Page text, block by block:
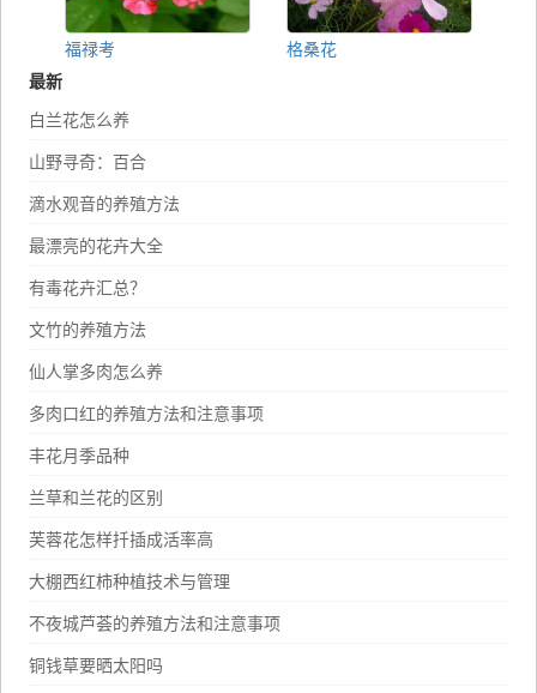
福禄考
格桑花
最新
白兰花怎么养
山野寻奇：百合
滴水观音的养殖方法
最漂亮的花卉大全
有毒花卉汇总？
文竹的养殖方法
仙人掌多肉怎么养
多肉口红的养殖方法和注意事项
丰花月季品种
兰草和兰花的区别
芙蓉花怎样扦插成活率高
大棚西红柿种植技术与管理
不夜城芦荟的养殖方法和注意事项
铜钱草要晒太阳吗